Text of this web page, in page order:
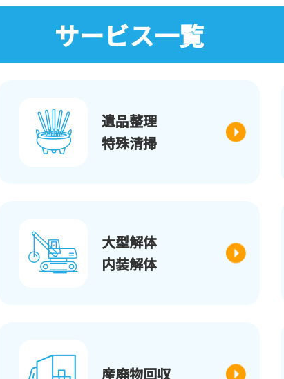
サービス一覧
遺品整理
特殊清掃
大型解体
内装解体
産廃物回収